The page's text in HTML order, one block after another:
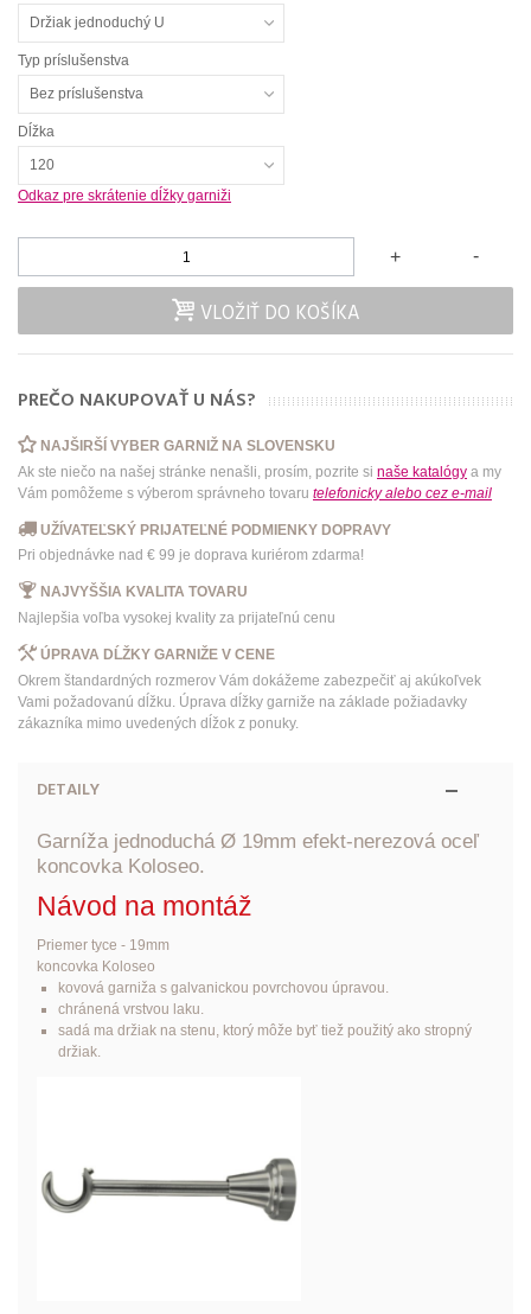
Držiak jednoduchý U
Typ príslušenstva
Bez príslušenstva
Dĺžka
120
Odkaz pre skrátenie dĺžky garniži
-
+
VLOŽIŤ DO KOŠÍKA
PREČO NAKUPOVAŤ U NÁS?
NAJŠIRŠÍ VYBER GARNIŽ NA SLOVENSKU
Ak ste niečo na našej stránke nenašli, prosím, pozrite si naše katalógy a my
Vám pomôžeme s výberom správneho tovaru telefonicky alebo cez e-mail
UŽÍVATEĽSKÝ PRIJATEĽNÉ PODMIENKY DOPRAVY
Pri objednávke nad € 99 je doprava kuriérom zdarma!
NAJVYŠŠIA KVALITA TOVARU
Najlepšia voľba vysokej kvality za prijateľnú cenu
ÚPRAVA DĹŽKY GARNIŽE V CENE
Okrem štandardných rozmerov Vám dokážeme zabezpečiť aj akúkoľvek
Vami požadovanú dĺžku. Úprava dĺžky garniže na základe požiadavky
zákazníka mimo uvedených dĺžok z ponuky.
DETAILY
Garníža jednoduchá Ø 19mm efekt-nerezová oceľ
koncovka Koloseo.
Návod na montáž
Priemer tyce - 19mm
koncovka Koloseo
kovová garniža s galvanickou povrchovou úpravou.
chránená vrstvou laku.
sadá ma držiak na stenu, ktorý môže byť tiež použitý ako stropný
držiak.